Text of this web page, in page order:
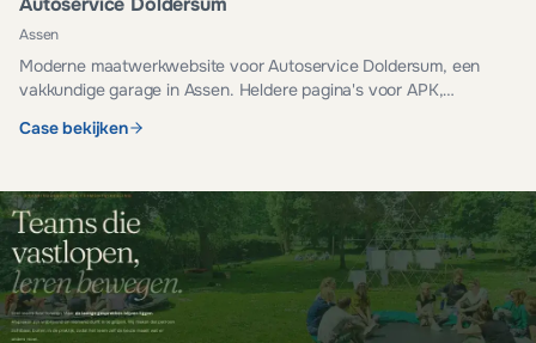
Assen
Moderne maatwerkwebsite voor Autoservice Doldersum, een
vakkundige garage in Assen. Heldere pagina's voor APK,
Case bekijken